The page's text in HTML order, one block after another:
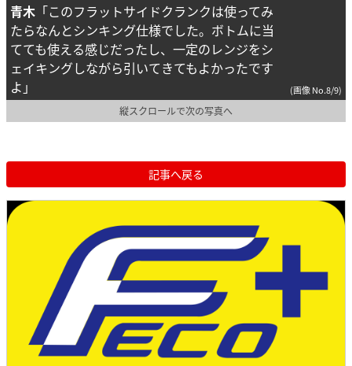
青木 「このフラットサイドクランクは使ってみ
たらなんとシンキング仕様でした。ボトムに当
てても使える感じだったし、一定のレンジをシ
ェイキングしながら引いてきてもよかったです
よ」
(画像 No.8/9)
縦スクロールで次の写真へ
記事へ戻る